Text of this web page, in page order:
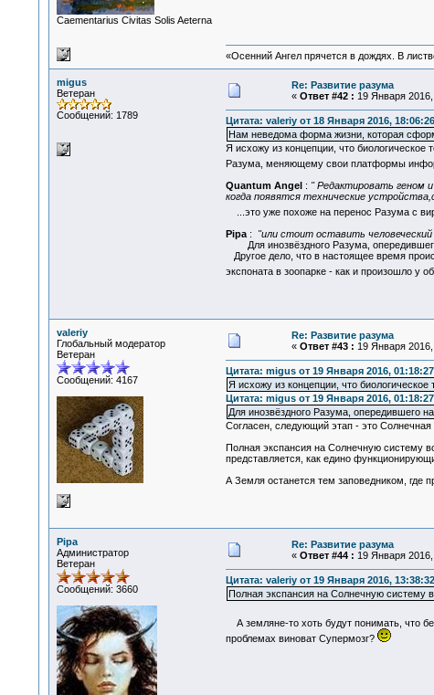
Сaementarius Civitas Solis Aeterna
«Осенний Ангел прячется в дождях. В
migus
Ветеран
Сообщений: 1789
Re: Развитие разума
« Ответ #42 : 19 Января
Цитата: valeriy от 18 Января 2016, 18:06:26
Нам неведома форма жизни, которая
Я исхожу из концепции, что
Разума, меняющему свои платформы
Quantum Angel : " Редактировать геном
когда появятся технические
...это уже похоже на перенос Разума с
Pipa:
"или стоит оставить
Для инозвёздного Разума,
Другое дело, что в настоящее время
экспоната в зоопарке - как и произошло у
valeriy
Глобальный модератор
Ветеран
Сообщений: 4167
Re: Развитие разума
« Ответ #43 : 19 Января
Цитата: migus от 19 Января 2016, 01:18:27
Я исхожу из концепции, что
Цитата: migus от 19 Января 2016, 01:18:27
Для инозвёздного Разума, опередившего
Согласен, следующий этап - это
Полная экспансия на Солнечную систему
представляется, как едино
А Земля останется тем заповедником, где
Pipa
Администратор
Ветеран
Сообщений: 3660
Re: Развитие разума
« Ответ #44 : 19 Января
Цитата: valeriy от 19 Января 2016, 13:38:32
Полная экспансия на Солнечную систему
А земляне-то хоть будут понимать, что
проблемах виноват Супермозг?